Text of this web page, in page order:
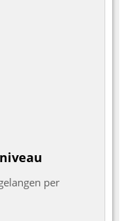
per